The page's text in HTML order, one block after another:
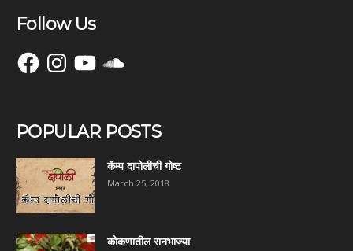
Follow Us
FacebookInstagramYouTubeSoundCloud
POPULAR POSTS
कॅम्प दापोलीची गोष्ट
March 25, 2018
कोकणातील रानभाज्या